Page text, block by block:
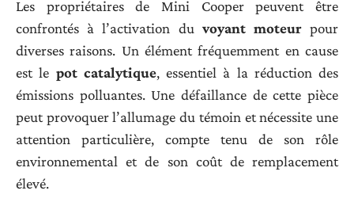
Les propriétaires de Mini Cooper peuvent être
confrontés à l’activation du voyant moteurpour
diverses raisons. Un élément fréquemment en cause
est le pot catalytique, essentiel à la réduction des
émissions polluantes. Une défaillance de cette pièce
peut provoquer l’allumage du témoin et nécessite une
attention particulière, compte tenu de son rôle
environnemental et de son coût de remplacement
élevé.